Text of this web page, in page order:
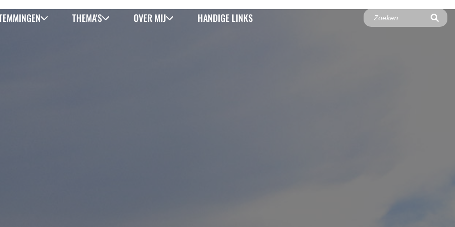
THEMA'S OVER MIJ HANDIGE LINKS